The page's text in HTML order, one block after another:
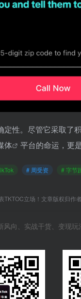
性。尽管它采取了
体 平台的命运，更
# 周受资 # 字节
立场！文章版权归作
向、实战干货、变现